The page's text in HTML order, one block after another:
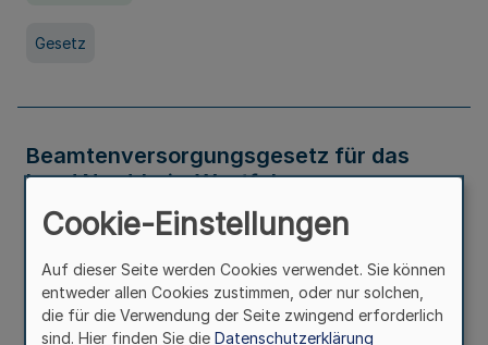
Gesetz
Beamtenversorgungsgesetz für das
Land Nordrhein-Westfalen
(Landesbeamtenversorgungsgesetz -
LBeamtVG NRW)
In Kraft Seit 01. Juli 2016
Cookie-Einstellungen
Auf dieser Seite werden Cookies verwendet. Sie können
entweder allen Cookies zustimmen, oder nur solchen,
die für die Verwendung der Seite zwingend erforderlich
sind. Hier finden Sie die Datenschutzerklärung